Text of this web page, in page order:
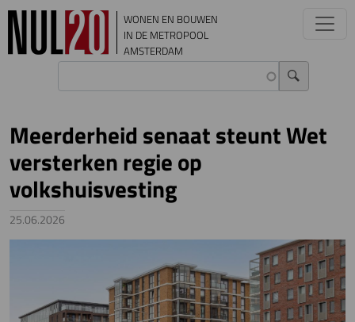
Overslaan en naar de inhoud gaan
WONEN EN BOUWEN
IN DE METROPOOL
AMSTERDAM
Meerderheid senaat steunt Wet
versterken regie op
volkshuisvesting
25.06.2026